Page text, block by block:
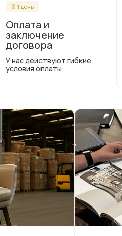
1 день
Оплата и
заключение
договора
У нас действуют гибкие
условия оплаты